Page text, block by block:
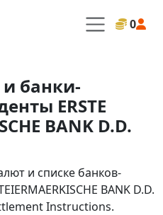
0
банки-
ERSTE
BANK D.D.
и списке банков-
BANK D.D.
Instructions.